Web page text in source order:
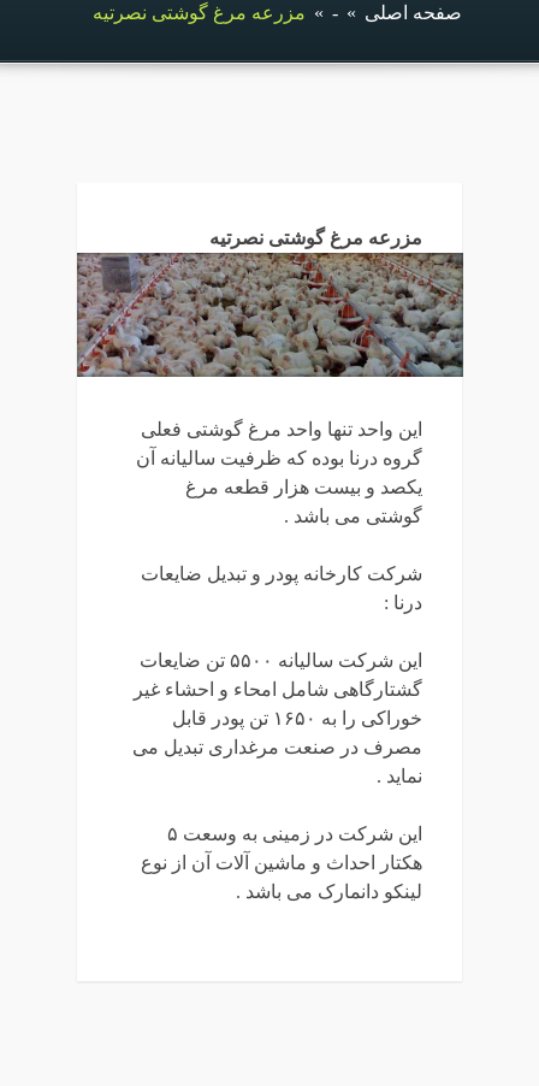
صفحه اصلی »
-
» مزرعه مرغ گوشتی نصرتیه
مزرعه مرغ گوشتی نصرتیه
این واحد تنها واحد مرغ گوشتی فعلی
گروه درنا بوده که ظرفیت سالیانه آن
یکصد و بیست هزار قطعه مرغ
گوشتی می باشد .
شرکت کارخانه پودر و تبدیل ضایعات
درنا :
این شرکت سالیانه ۵۵۰۰ تن ضایعات
گشتارگاهی شامل امحاء و احشاء غیر
خوراکی را به ۱۶۵۰ تن پودر قابل
مصرف در صنعت مرغداری تبدیل می
نماید .
این شرکت در زمینی به وسعت ۵
هکتار احداث و ماشین آلات آن از نوع
لینکو دانمارک می باشد .